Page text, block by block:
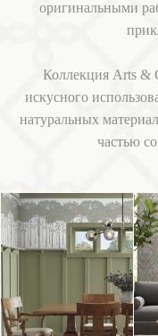
оригинальными
Коллекция Arts &
искусного
натуральных
частью